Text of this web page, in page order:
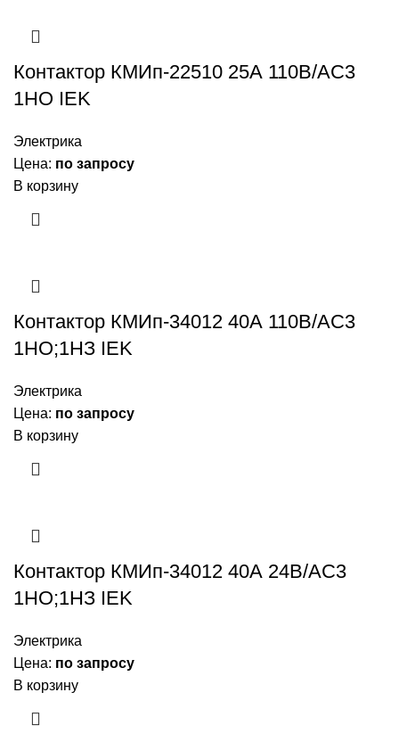
Контактор КМИп-22510 25А 110В/АС3
1НО IEK
Электрика
Цена: по запросу
В корзину
Контактор КМИп-34012 40А 110В/АС3
1НО;1НЗ IEK
Электрика
Цена: по запросу
В корзину
Контактор КМИп-34012 40А 24В/АС3
1НО;1НЗ IEK
Электрика
Цена: по запросу
В корзину